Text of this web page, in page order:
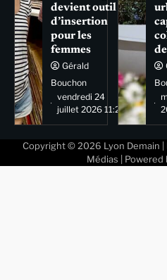
devient outil
d’insertion
pour les
femmes
Gérald
Bouchon
vendredi 24
juillet 2026 11:29
Copyright © 2026 Lyon Demain
Médias | Powered